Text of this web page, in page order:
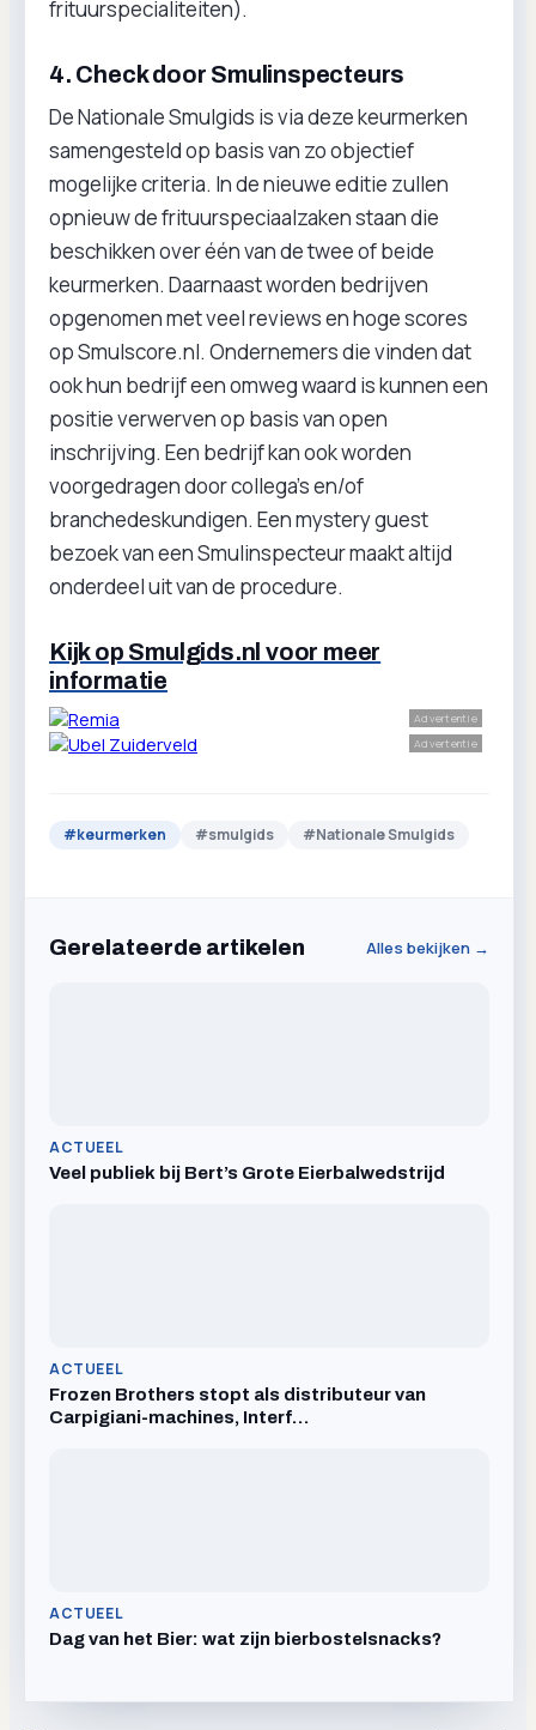
frituurspecialiteiten).
4. Check door Smulinspecteurs
De Nationale Smulgids is via deze keurmerken
samengesteld op basis van zo objectief
mogelijke criteria. In de nieuwe editie zullen
opnieuw de frituurspeciaalzaken staan die
beschikken over één van de twee of beide
keurmerken. Daarnaast worden bedrijven
opgenomen met veel reviews en hoge scores
op Smulscore.nl. Ondernemers die vinden dat
ook hun bedrijf een omweg waard is kunnen een
positie verwerven op basis van open
inschrijving. Een bedrijf kan ook worden
voorgedragen door collega's en/of
branchedeskundigen. Een mystery guest
bezoek van een Smulinspecteur maakt altijd
onderdeel uit van de procedure.
Kijk op Smulgids.nl voor meer
informatie
Advertentie
Advertentie
#keurmerken #smulgids #Nationale Smulgids
Gerelateerde artikelen Alles bekijken →
ACTUEEL
Veel publiek bij Bert’s Grote Eierbalwedstrijd
ACTUEEL
Frozen Brothers stopt als distributeur van
Carpigiani-machines, Interf…
ACTUEEL
Dag van het Bier: wat zijn bierbostelsnacks?